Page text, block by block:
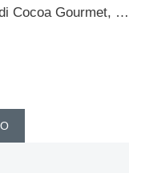
Cocoa Gourmet, …